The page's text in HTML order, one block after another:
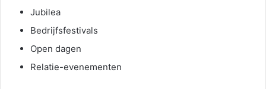
Jubilea
Bedrijfsfestivals
Open dagen
Relatie-evenementen